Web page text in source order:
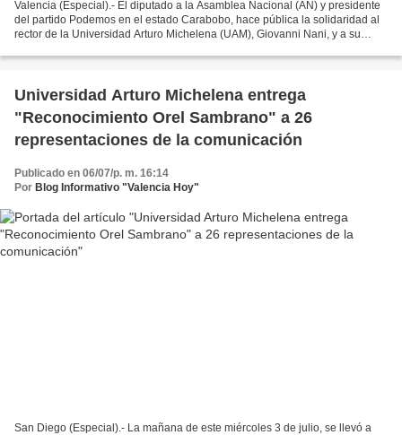
Valencia (Especial).- El diputado a la Asamblea Nacional (AN) y presidente
del partido Podemos en el estado Carabobo, hace pública la solidaridad al
rector de la Universidad Arturo Michelena (UAM), Giovanni Nani, y a su
Universidad Arturo Michelena entrega
"Reconocimiento Orel Sambrano" a 26
representaciones de la comunicación
Publicado en 06/07/p. m. 16:14
Por Blog Informativo "Valencia Hoy"
San Diego (Especial).- La mañana de este miércoles 3 de julio, se llevó a